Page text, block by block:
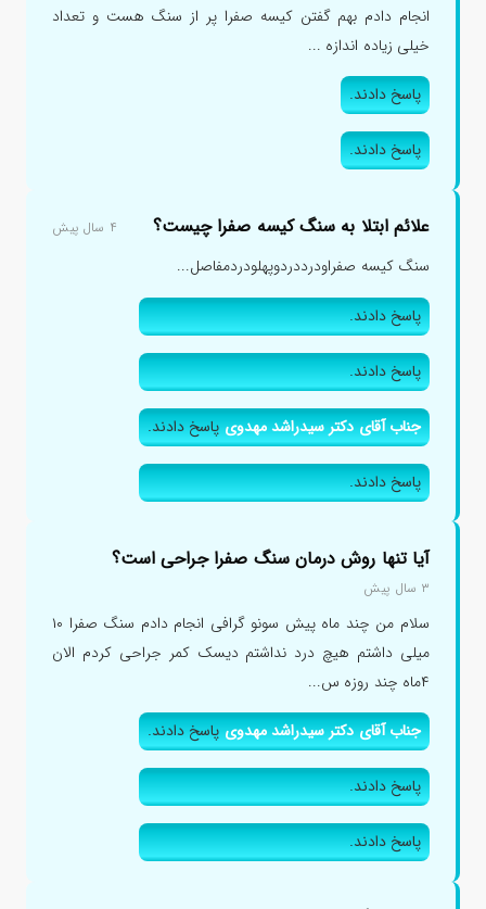
انجام دادم بهم گفتن کیسه صفرا پر از سنگ هست و تعداد
خیلی زیاده اندازه ...
پاسخ دادند.
پاسخ دادند.
علائم ابتلا به سنگ کیسه صفرا چیست؟ ۴ سال پیش
سنگ کیسه صفراودرددردوپهلودردمفاصل...
پاسخ دادند.
پاسخ دادند.
جناب آقای دکتر سیدراشد مهدویپاسخ دادند.
پاسخ دادند.
آیا تنها روش درمان سنگ صفرا جراحی است؟
۳ سال پیش
سلام من چند ماه پیش سونو گرافی انجام دادم سنگ صفرا ۱۰
میلی داشتم هیچ درد نداشتم دیسک کمر جراحی کردم الان
۴ماه چند روزه س...
جناب آقای دکتر سیدراشد مهدویپاسخ دادند.
پاسخ دادند.
پاسخ دادند.